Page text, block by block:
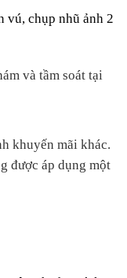
vú, chụp nhũ ảnh 2
và tầm soát tại
khuyến mãi khác.
được áp dụng một